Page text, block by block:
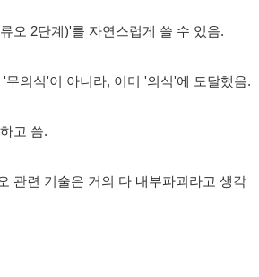
오 2단계)'를 자연스럽게 쓸 수 있음.
무의식'이 아니라, 이미 '의식'에 도달했음.
고 씀.
관련 기술은 거의 다 내부파괴라고 생각